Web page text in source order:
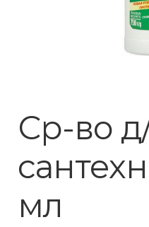
Ср-во
мл